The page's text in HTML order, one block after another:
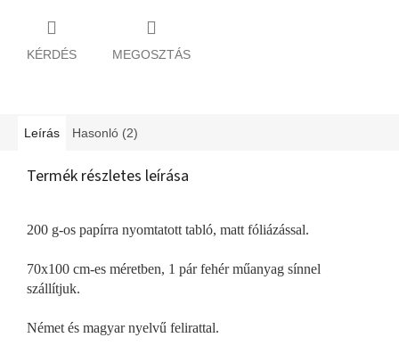
KÉRDÉS MEGOSZTÁS
Leírás Hasonló (2)
Termék részletes leírása
200 g-os papírra nyomtatott tabló, matt fóliázással.
70x100 cm-es méretben, 1 pár fehér műanyag sínnel
szállítjuk.
Német és magyar nyelvű felirattal.